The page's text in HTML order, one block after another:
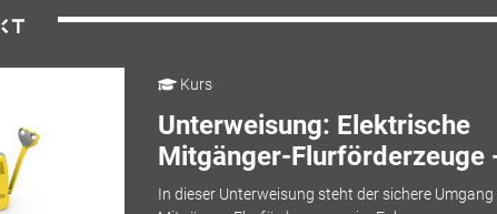
Kurs
Unterweisung: Elektrische
Mitgänger-Flurförderzeuge
In dieser Unterweisung steht der sichere Umgang